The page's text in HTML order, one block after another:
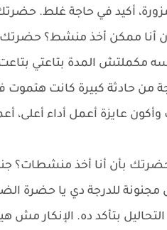
أكيد في حاجة غلط.
أنا ممكن أخذ منشط؟ حضرتك،
مكملتش المدة بتاعتي بتاعت
من حادثة كبيرة كانت هتموت
عايزة أعمل أداء أعلى،
بأن أنا أخذ منشطات؟ جنان
للدرجة دي يا حضرة
بتأكد ده. الإنكار